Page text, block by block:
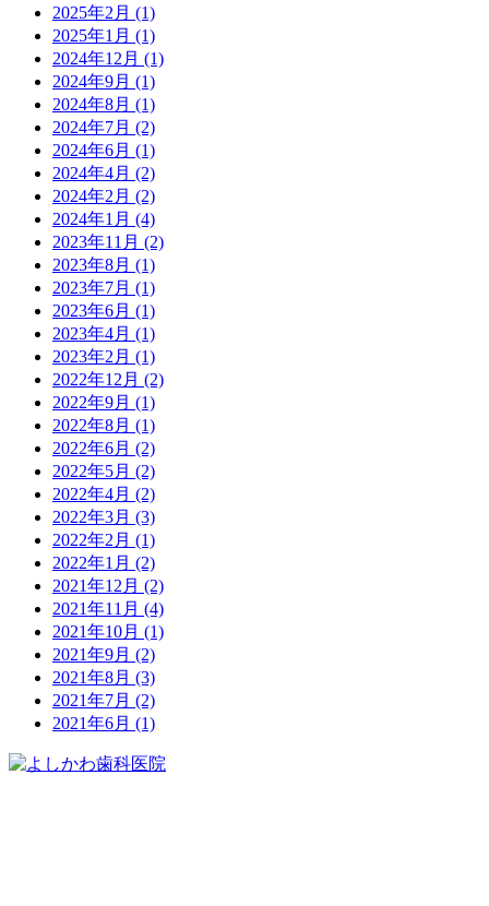
2025年2月 (1)
2025年1月 (1)
2024年12月 (1)
2024年9月 (1)
2024年8月 (1)
2024年7月 (2)
2024年6月 (1)
2024年4月 (2)
2024年2月 (2)
2024年1月 (4)
2023年11月 (2)
2023年8月 (1)
2023年7月 (1)
2023年6月 (1)
2023年4月 (1)
2023年2月 (1)
2022年12月 (2)
2022年9月 (1)
2022年8月 (1)
2022年6月 (2)
2022年5月 (2)
2022年4月 (2)
2022年3月 (3)
2022年2月 (1)
2022年1月 (2)
2021年12月 (2)
2021年11月 (4)
2021年10月 (1)
2021年9月 (2)
2021年8月 (3)
2021年7月 (2)
2021年6月 (1)